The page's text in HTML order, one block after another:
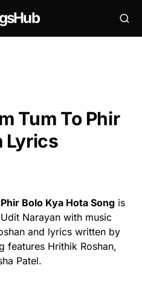
Tum To Phir
Lyrics
Bolo Kya Hota Song is
Narayan with music
and lyrics written by
features Hrithik Roshan,
Patel.